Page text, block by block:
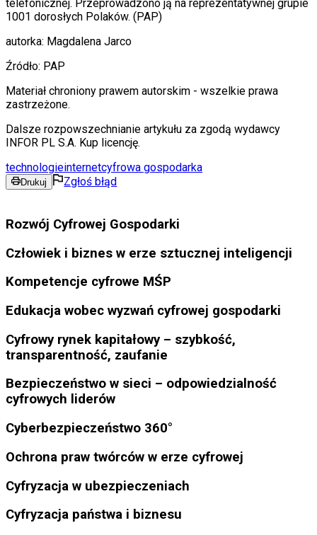
telefonicznej. Przeprowadzono ją na reprezentatywnej grupie
1001 dorosłych Polaków. (PAP)
autorka: Magdalena Jarco
Źródło: PAP
Materiał chroniony prawem autorskim - wszelkie prawa
zastrzeżone.
Dalsze rozpowszechnianie artykułu za zgodą wydawcy
INFOR PL S.A. Kup licencję.
technologieinternetcyfrowa gospodarka
Drukuj Zgłoś błąd
Rozwój Cyfrowej Gospodarki
Człowiek i biznes w erze sztucznej inteligencji
Kompetencje cyfrowe MŚP
Edukacja wobec wyzwań cyfrowej gospodarki
Cyfrowy rynek kapitałowy – szybkość,
transparentność, zaufanie
Bezpieczeństwo w sieci – odpowiedzialność
cyfrowych liderów
Cyberbezpieczeństwo 360°
Ochrona praw twórców w erze cyfrowej
Cyfryzacja w ubezpieczeniach
Cyfryzacja państwa i biznesu